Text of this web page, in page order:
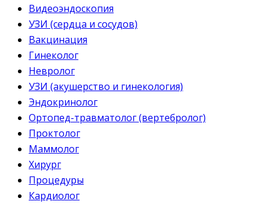
Видеоэндоскопия
УЗИ (сердца и сосудов)
Вакцинация
Гинеколог
Невролог
УЗИ (акушерство и гинекология)
Эндокринолог
Ортопед-травматолог (вертебролог)
Проктолог
Маммолог
Хирург
Процедуры
Кардиолог